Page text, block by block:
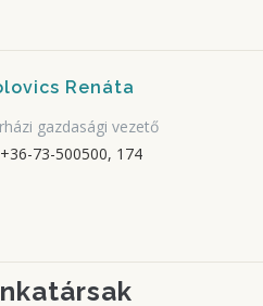
Renáta
gazdasági vezető
+36-73-500500, 174